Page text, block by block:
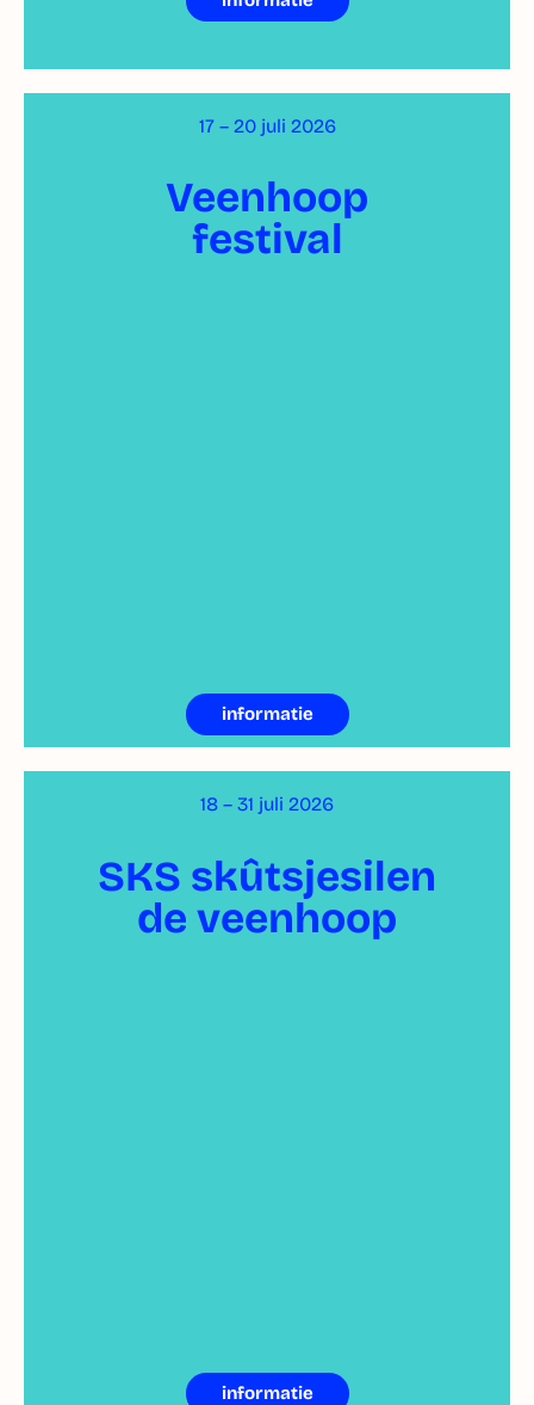
17 – 20 juli 2026
Veenhoop
festival
informatie
18 – 31 juli 2026
SKS skûtsjesilen
de veenhoop
informatie